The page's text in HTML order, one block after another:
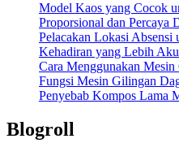
Model Kaos yang Cocok
Proporsional dan Percaya
Pelacakan Lokasi Absensi
Kehadiran yang Lebih
Cara Menggunakan
Fungsi Mesin Gilingan
Penyebab Kompos Lama
Blogroll